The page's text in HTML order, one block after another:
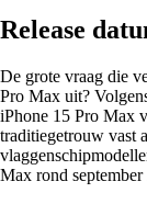
Release
De grote vraag die
Pro Max uit?
iPhone 15 Pro Max
traditiegetrouw vast
Max rond